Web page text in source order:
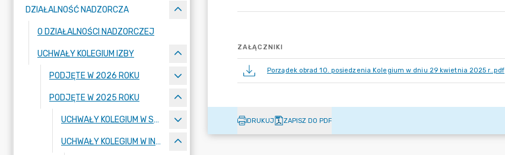
DZIAŁALNOŚĆ NADZORCZA
O DZIAŁALNOŚCI NADZORCZEJ
UCHWAŁY KOLEGIUM IZBY
PODJĘTE W 2026 ROKU
PODJĘTE W 2025 ROKU
UCHWAŁY KOLEGIUM W SPRAWIE UCHWAŁ JST
UCHWAŁY KOLEGIUM W INNYCH SPRAWACH
ZAŁĄCZNIKI
Porządek obrad 10. posiedzenia Kolegium w dniu 29 kwietnia 2025 r..pdf
DRUKUJ ZAPISZ DO PDF